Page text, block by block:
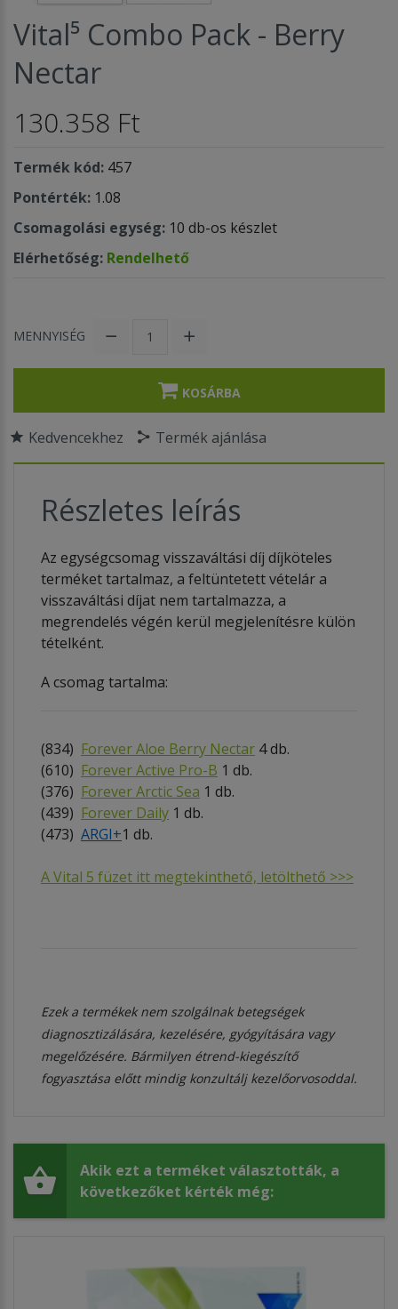
Vital⁵ Combo Pack - Berry
Nectar
130.358 Ft
Termék kód: 457
Pontérték: 1.08
Csomagolási egység: 10 db-os készlet
Elérhetőség: Rendelhető
MENNYISÉG
KOSÁRBA
Kedvencekhez Termék ajánlása
Részletes leírás
Az egységcsomag visszaváltási díj díjköteles
terméket tartalmaz, a feltüntetett vételár a
visszaváltási díjat nem tartalmazza, a
megrendelés végén kerül megjelenítésre külön
tételként.
A csomag tartalma:
(834) Forever Aloe Berry Nectar 4 db.
(610) Forever Active Pro-B 1 db.
(376) Forever Arctic Sea 1 db.
(439) Forever Daily 1 db.
(473) ARGI+1 db.
A Vital 5 füzet itt megtekinthető, letölthető >>>
Ezek a termékek nem szolgálnak betegségek
diagnosztizálására, kezelésére, gyógyítására vagy
megelőzésére. Bármilyen étrend-kiegészítő
fogyasztása előtt mindig konzultálj kezelőorvosoddal.
Akik ezt a terméket választották, a
következőket kérték még: